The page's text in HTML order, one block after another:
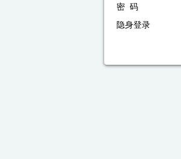
密 码
隐身登录